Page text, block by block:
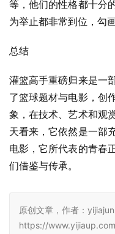
等，他们的性格都十分
为举止都非常到位，勾
总结
灌篮高手重磅归来是一
了篮球题材与电影，创
象，在技术、艺术和观
天看来，它依然是一部
电影，它所代表的青春
们借鉴与传承。
原创文章，作者：
https://